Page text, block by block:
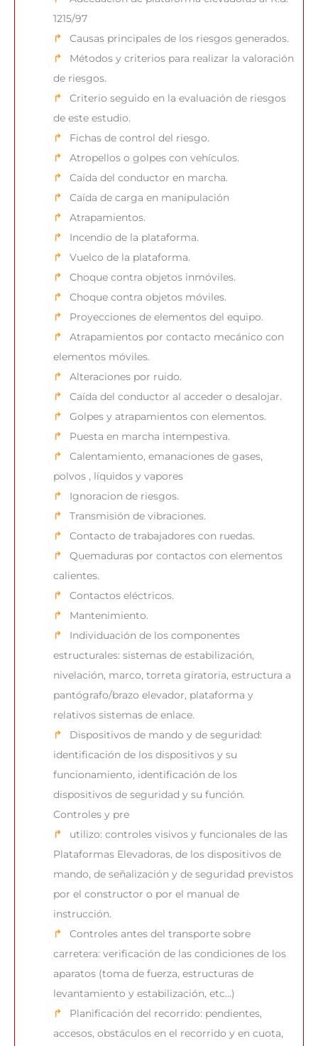
1215/97
Causas principales de los riesgos generados.
Métodos y criterios para realizar la valoración
de riesgos.
Criterio seguido en la evaluación de riesgos
de este estudio.
Fichas de control del riesgo.
Atropellos o golpes con vehículos.
Caída del conductor en marcha.
Caída de carga en manipulación
Atrapamientos.
Incendio de la plataforma.
Vuelco de la plataforma.
Choque contra objetos inmóviles.
Choque contra objetos móviles.
Proyecciones de elementos del equipo.
Atrapamientos por contacto mecánico con
elementos móviles.
Alteraciones por ruido.
Caída del conductor al acceder o desalojar.
Golpes y atrapamientos con elementos.
Puesta en marcha intempestiva.
Calentamiento, emanaciones de gases,
polvos , líquidos y vapores
Ignoracion de riesgos.
Transmisión de vibraciones.
Contacto de trabajadores con ruedas.
Quemaduras por contactos con elementos
calientes.
Contactos eléctricos.
Mantenimiento.
Individuación de los componentes
estructurales: sistemas de estabilización,
nivelación, marco, torreta giratoria, estructura a
pantógrafo/brazo elevador, plataforma y
relativos sistemas de enlace.
Dispositivos de mando y de seguridad:
identificación de los dispositivos y su
funcionamiento, identificación de los
dispositivos de seguridad y su función.
Controles y pre
utilizo: controles visivos y funcionales de las
Plataformas Elevadoras, de los dispositivos de
mando, de señalización y de seguridad previstos
por el constructor o por el manual de
instrucción.
Controles antes del transporte sobre
carretera: verificación de las condiciones de los
aparatos (toma de fuerza, estructuras de
levantamiento y estabilización, etc…)
Planificación del recorrido: pendientes,
accesos, obstáculos en el recorrido y en cuota,